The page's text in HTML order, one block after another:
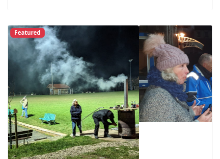
Previous Next
Featured
Marbouler treffen sich zu einem
weihnachtlichen Boule-Nachmittag